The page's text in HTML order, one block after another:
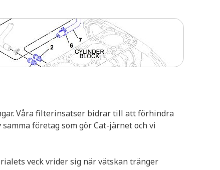
Våra filterinsatser bidrar till att förhindra
företag som gör Cat-järnet och vi
veck vrider sig när vätskan tränger